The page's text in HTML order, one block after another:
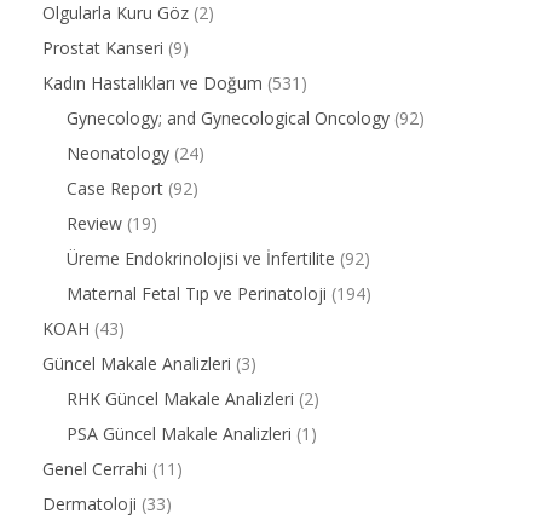
Olgularla Kuru Göz (2)
Prostat Kanseri (9)
Kadın Hastalıkları ve Doğum (531)
Gynecology; and Gynecological Oncology (92)
Neonatology (24)
Case Report (92)
Review (19)
Üreme Endokrinolojisi ve İnfertilite (92)
Maternal Fetal Tıp ve Perinatoloji (194)
KOAH (43)
Güncel Makale Analizleri (3)
RHK Güncel Makale Analizleri (2)
PSA Güncel Makale Analizleri (1)
Genel Cerrahi (11)
Dermatoloji (33)